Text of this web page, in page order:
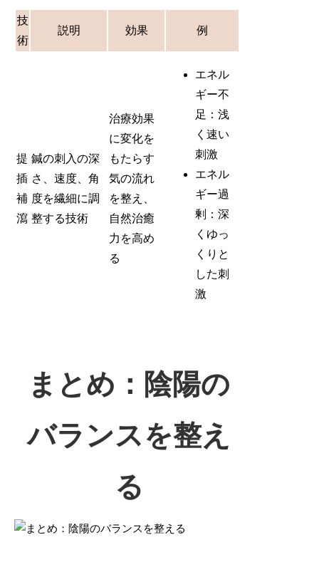
技
術
説明 効果 例
提
插
補
瀉
鍼の刺入の深
さ、速度、角
度を繊細に調
整する技術
治療効果
に変化を
もたらす
気の流れ
を整え、
自然治癒
力を高め
る
エネル
ギー不
足：浅
く速い
刺激
エネル
ギー過
剰：深
くゆっ
くりと
した刺
激
まとめ：陰陽の
バランスを整え
る